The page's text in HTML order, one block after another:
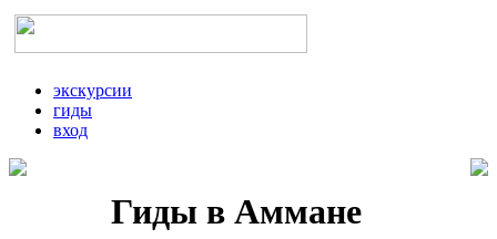
экскурсии
гиды
вход
Гиды в Аммане